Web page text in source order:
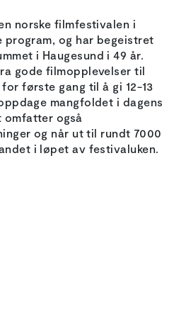
norske filmfestivalen i
og har begeistret
i Haugesund i 49 år.
gode filmopplevelser til
første gang til å gi 12-13
mangfoldet i dagens
omfatter også
og når ut til rundt 7000
i løpet av festivaluken.